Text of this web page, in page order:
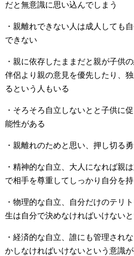
だと無意識に思い込んでしまう
・親離れできない人は成人しても
できない
・親に依存したままだと親が子供
伴侶より親の意見を優先したり、
るという人もいる
・そろそろ自立しないとと子供に
能性がある
・親離れのためと思い、押し切る
・精神的な自立、大人になれば親
で相手を尊重してしっかり自分を
・物理的な自立、自分だけのテリ
生は自分で決めなければいけない
・経済的な自立、誰にも管理され
かしなければいけないという意識